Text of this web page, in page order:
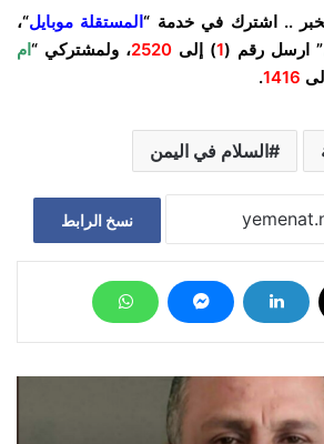
.. اشترك في خدمة “المستقلة موبايل“،
” ارسل رقم (1) إلى 2520، ولمشتركي “ام
1416
.
السلام في اليمن
نسخ الرابط